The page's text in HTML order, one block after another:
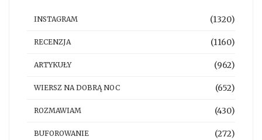
INSTAGRAM (1320)
RECENZJA (1160)
ARTYKUŁY (962)
WIERSZ NA DOBRĄ NOC (652)
ROZMAWIAM (430)
BUFOROWANIE (272)